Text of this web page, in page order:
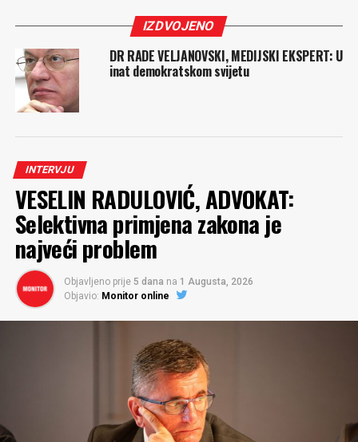
IZDVOJENO
DR RADE VELJANOVSKI, MEDIJSKI EKSPERT: U
inat demokratskom svijetu
INTERVJU
VESELIN RADULOVIĆ, ADVOKAT:
Selektivna primjena zakona je
najveći problem
Objavljeno prije 5 dana na 1 Augusta, 2026
Objavio: Monitor online